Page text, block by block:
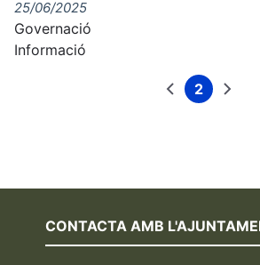
25/06/2025
Governació
Informació
PàginaPàgina
2
CONTACTA AMB